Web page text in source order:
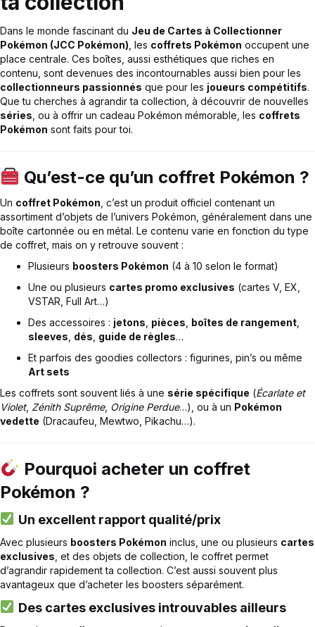
Dans le monde fascinant du Jeu de Cartes à Collectionner
Pokémon (JCC Pokémon) , les coffrets Pokémon occupent une
place centrale. Ces boîtes, aussi esthétiques que riches en
contenu, sont devenues des incontournables aussi bien pour les
collectionneurs passionnés que pour les joueurs compétitifs.
Que tu cherches à agrandir ta collection, à découvrir de nouvelles
séries , ou à offrir un cadeau Pokémon mémorable, les coffrets
Pokémon sont faits pour toi.
Qu’est-ce qu’un coffret Pokémon ?
Un coffret Pokémon , c’est un produit officiel contenant un
assortiment d’objets de l’univers Pokémon, généralement dans une
boîte cartonnée ou en métal. Le contenu varie en fonction du type
de coffret, mais on y retrouve souvent :
Plusieurs boosters Pokémon (4 à 10 selon le format)
Une ou plusieurs cartes promo exclusives (cartes V, EX,
VSTAR, Full Art…)
Des accessoires : jetons pièces boîtes de rangement
sleeves dés guide de règles…
Et parfois des goodies collectors : figurines, pin’s ou même
Art sets
Les coffrets sont souvent liés à une série spécifique (Écarlate et
Violet, Zénith Suprême, Origine Perdue…), ou à un Pokémon
vedette (Dracaufeu, Mewtwo, Pikachu…).
Pourquoi acheter un coffret
Pokémon ?
Un excellent rapport qualité/prix
Avec plusieurs boosters Pokémon inclus, une ou plusieurs cartes
exclusives , et des objets de collection, le coffret permet
d’agrandir rapidement ta collection. C’est aussi souvent plus
avantageux que d’acheter les boosters séparément.
Des cartes exclusives introuvables ailleurs